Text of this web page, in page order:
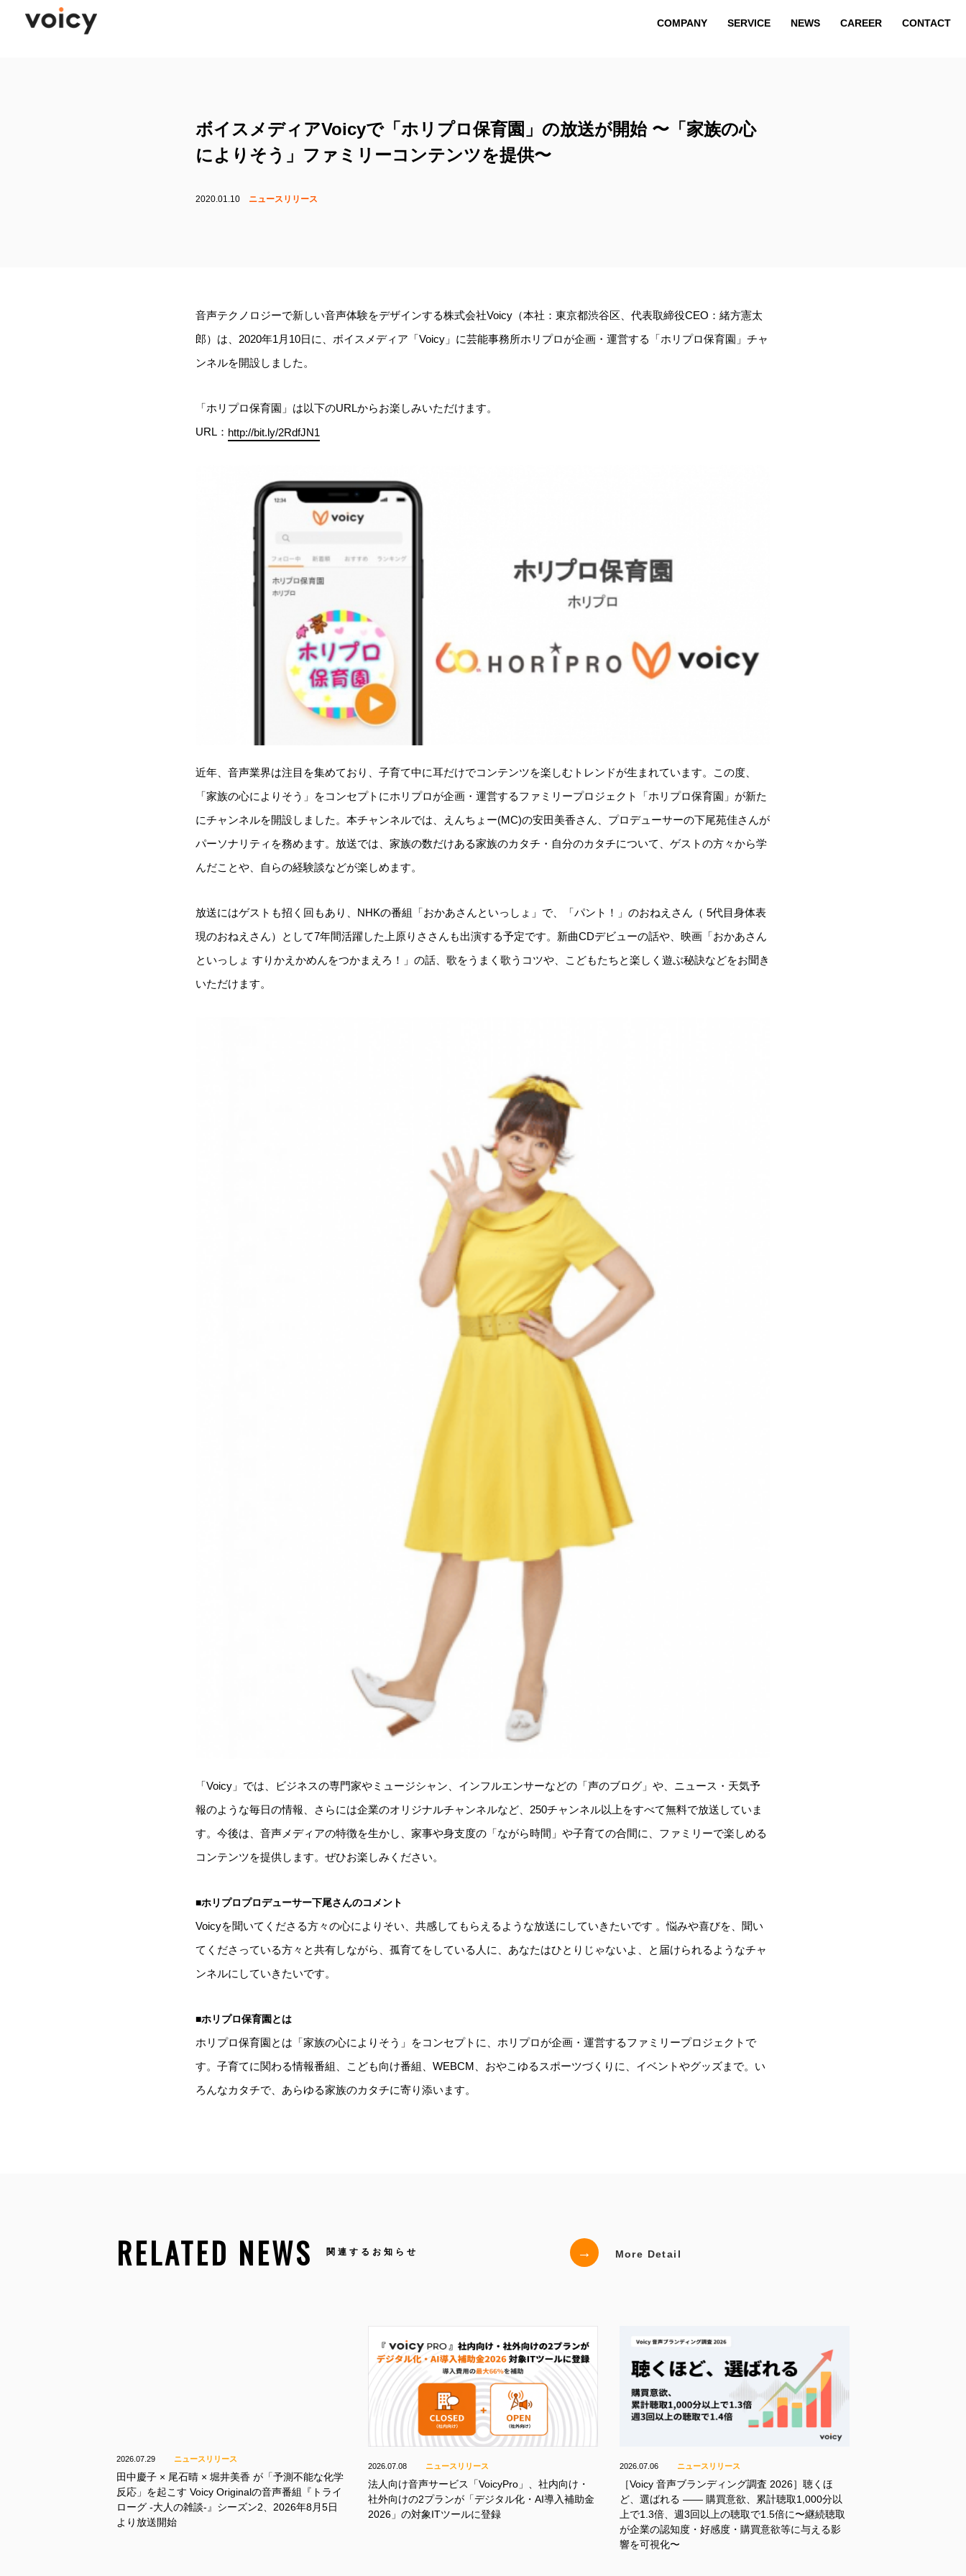
COMPANY SERVICE NEWS CAREER CONTACT
COMPANY SERVICE NEWS CAREER CONTACT
ボイスメディアVoicyで「ホリプロ保育園」の放送が開始 〜「家族の⼼
によりそう」ファミリーコンテンツを提供〜
2020.01.10 ニュースリリース
音声テクノロジーで新しい音声体験をデザインする株式会社Voicy（本社：東京都渋谷区、代表取締役CEO：緒方憲太
郎）は、2020年1月10日に、ボイスメディア「Voicy」に芸能事務所ホリプロが企画・運営する「ホリプロ保育園」チャ
ンネルを開設しました。
「ホリプロ保育園」は以下のURLからお楽しみいただけます。
URL： http://bit.ly/2RdfJN1
近年、音声業界は注目を集めており、子育て中に耳だけでコンテンツを楽しむトレンドが生まれています。この度、
「家族の心によりそう」をコンセプトにホリプロが企画・運営するファミリープロジェクト「ホリプロ保育園」が新た
にチャンネルを開設しました。本チャンネルでは、えんちょー(MC)の安⽥美⾹さん、プロデューサーの下尾苑佳さんが
パーソナリティを務めます。放送では、家族の数だけある家族のカタチ・⾃分のカタチについて、ゲストの⽅々から学
んだことや、自らの経験談などが楽しめます。
放送にはゲストも招く回もあり、NHKの番組「おかあさんといっしょ」で、「パント！」のおねえさん（ 5代⽬⾝体表
現のおねえさん）として7年間活躍した上原りささんも出演する予定です。新曲CDデビューの話や、映画「おかあさん
といっしょ すりかえかめんをつかまえろ！」の話、歌をうまく歌うコツや、こどもたちと楽しく遊ぶ秘訣などをお聞き
いただけます。
「Voicy」では、ビジネスの専門家やミュージシャン、インフルエンサーなどの「声のブログ」や、ニュース・天気予
報のような毎日の情報、さらには企業のオリジナルチャンネルなど、250チャンネル以上をすべて無料で放送していま
す。今後は、音声メディアの特徴を生かし、家事や身支度の「ながら時間」や子育ての合間に、ファミリーで楽しめる
コンテンツを提供します。ぜひお楽しみください。
■ホリプロプロデューサー下尾さんのコメント
Voicyを聞いてくださる⽅々の⼼によりそい、共感してもらえるような放送にしていきたいです 。悩みや喜びを、聞い
てくださっている⽅々と共有しながら、孤育てをしている⼈に、あなたはひとりじゃないよ、と届けられるようなチャ
ンネルにしていきたいです。
■ホリプロ保育園とは
ホリプロ保育園とは「家族の心によりそう」をコンセプトに、ホリプロが企画・運営するファミリープロジェクトで
す。子育てに関わる情報番組、こども向け番組、WEBCM、おやこゆるスポーツづくりに、イベントやグッズまで。い
ろんなカタチで、あらゆる家族のカタチに寄り添います。
RELATED NEWS 関連するお知らせ → More Detail
2026.07.29 ニュースリリース
田中慶子 × 尾石晴 × 堀井美香 が「予測不能な化学
反応」を起こす Voicy Originalの音声番組『トライ
ローグ -大人の雑談-』シーズン2、2026年8月5日
より放送開始
2026.07.08 ニュースリリース
法人向け音声サービス「VoicyPro」、社内向け・
社外向けの2プランが「デジタル化・AI導入補助金
2026」の対象ITツールに登録
2026.07.06 ニュースリリース
［Voicy 音声ブランディング調査 2026］聴くほ
ど、選ばれる —— 購買意欲、累計聴取1,000分以
上で1.3倍、週3回以上の聴取で1.5倍に〜継続聴取
が企業の認知度・好感度・購買意欲等に与える影
響を可視化〜